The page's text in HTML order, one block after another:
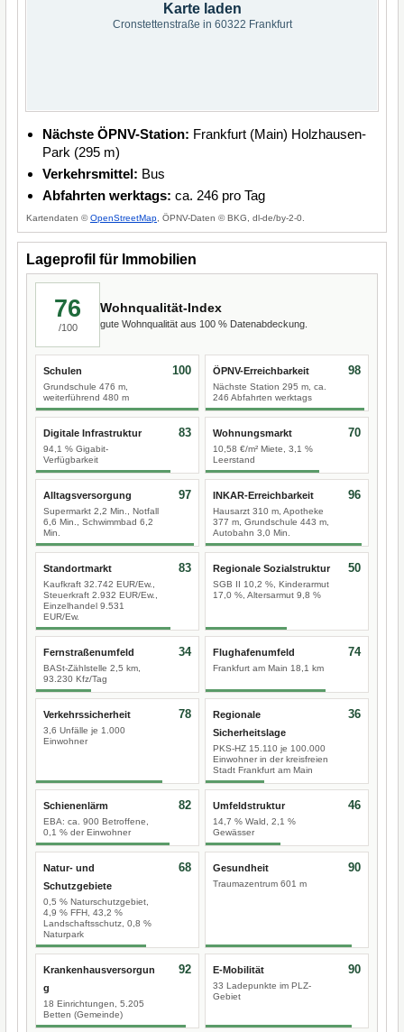
Karte laden
Cronstettenstraße in 60322 Frankfurt
Nächste ÖPNV-Station: Frankfurt (Main) Holzhausen-
Park (295 m)
Verkehrsmittel: Bus
Abfahrten werktags: ca. 246 pro Tag
Kartendaten ©OpenStreetMap , ÖPNV-Daten © BKG, dl-de/by-2-0.
Lageprofil für Immobilien
76
/100
Wohnqualität-Index
gute Wohnqualität aus 100 % Datenabdeckung.
Schulen
Grundschule 476 m,
weiterführend 480 m
100 ÖPNV-Erreichbarkeit
Nächste Station 295 m, ca.
246 Abfahrten werktags
98
Digitale Infrastruktur
94,1 % Gigabit-
Verfügbarkeit
83 Wohnungsmarkt
10,58 €/m² Miete, 3,1 %
Leerstand
70
Alltagsversorgung
Supermarkt 2,2 Min., Notfall
6,6 Min., Schwimmbad 6,2
Min.
97 INKAR-Erreichbarkeit
Hausarzt 310 m, Apotheke
377 m, Grundschule 443 m,
Autobahn 3,0 Min.
96
Standortmarkt
Kaufkraft 32.742 EUR/Ew.,
Steuerkraft 2.932 EUR/Ew.,
Einzelhandel 9.531
EUR/Ew.
83 Regionale Sozialstruktur
SGB II 10,2 %, Kinderarmut
17,0 %, Altersarmut 9,8 %
50
Fernstraßenumfeld
BASt-Zählstelle 2,5 km,
93.230 Kfz/Tag
34 Flughafenumfeld
Frankfurt am Main 18,1 km
74
Verkehrssicherheit
3,6 Unfälle je 1.000
Einwohner
78
Regionale
Sicherheitslage
PKS-HZ 15.110 je 100.000
Einwohner in der kreisfreien
Stadt Frankfurt am Main
36
Schienenlärm
EBA: ca. 900 Betroffene,
0,1 % der Einwohner
82 Umfeldstruktur
14,7 % Wald, 2,1 %
Gewässer
46
Natur- und
Schutzgebiete
0,5 % Naturschutzgebiet,
4,9 % FFH, 43,2 %
Landschaftsschutz, 0,8 %
Naturpark
68 Gesundheit
Traumazentrum 601 m
90
Krankenhausversorgun
g
18 Einrichtungen, 5.205
Betten (Gemeinde)
92 E-Mobilität
33 Ladepunkte im PLZ-
Gebiet
90